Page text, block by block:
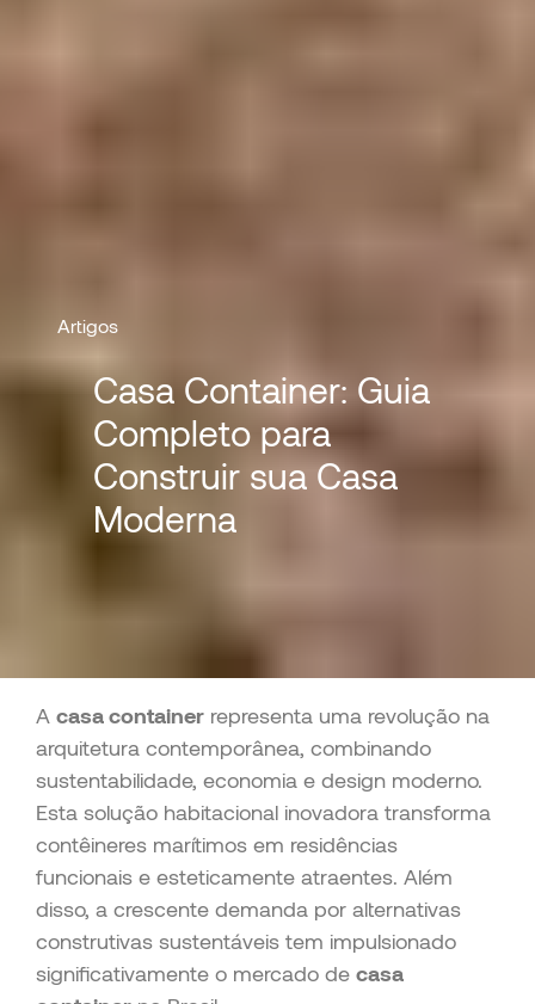
Artigos
Casa Container: Guia
Completo para
Construir sua Casa
Moderna
A casa container representa uma revolução na
arquitetura contemporânea, combinando
sustentabilidade, economia e design moderno.
Esta solução habitacional inovadora transforma
contêineres marítimos em residências
funcionais e esteticamente atraentes. Além
disso, a crescente demanda por alternativas
construtivas sustentáveis tem impulsionado
significativamente o mercado de casa